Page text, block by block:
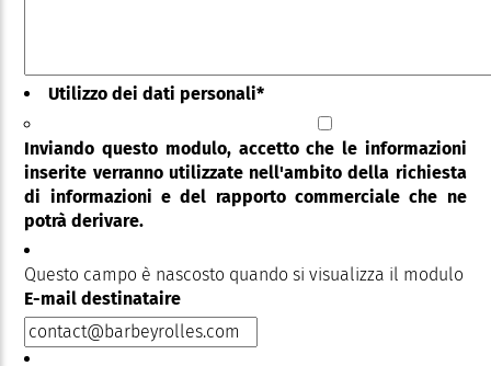
Utilizzo dei dati personali*
Inviando questo modulo, accetto che le informazioni
inserite verranno utilizzate nell'ambito della richiesta
di informazioni e del rapporto commerciale che ne
potrà derivare.
Questo campo è nascosto quando si visualizza il modulo
E-mail destinataire